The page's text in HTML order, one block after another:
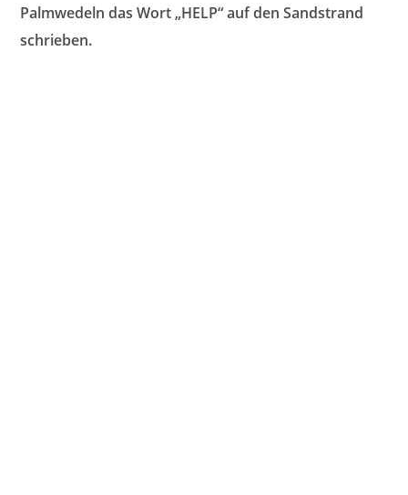
Palmwedeln das Wort „HELP“ auf den Sandstrand
schrieben.